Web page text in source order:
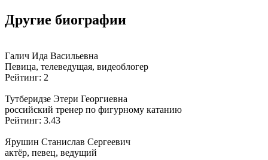
Другие биографии
Галич Ида Васильевна
Певица, телеведущая, видеоблогер
Рейтинг: 2
Тутберидзе Этери Георгиевна
российский тренер по фигурному катанию
Рейтинг: 3.43
Ярушин Станислав Сергеевич
актёр, певец, ведущий